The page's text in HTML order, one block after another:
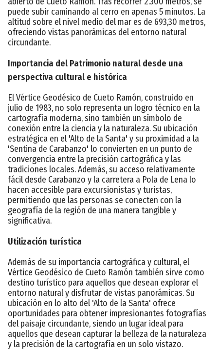
puede subir caminando al cerro en apenas 5 minutos. La
altitud sobre el nivel medio del mar es de 693,30 metros,
ofreciendo vistas panorámicas del entorno natural
circundante.
Importancia del Patrimonio natural desde una
perspectiva cultural e histórica
El Vértice Geodésico de Cueto Ramón, construido en
julio de 1983, no solo representa un logro técnico en la
cartografía moderna, sino también un símbolo de
conexión entre la ciencia y la naturaleza. Su ubicación
estratégica en el 'Alto de la Santa' y su proximidad a la
'Sentina de Carabanzo' lo convierten en un punto de
convergencia entre la precisión cartográfica y las
tradiciones locales. Además, su acceso relativamente
fácil desde Carabanzo y la carretera a Pola de Lena lo
hacen accesible para excursionistas y turistas,
permitiendo que las personas se conecten con la
geografía de la región de una manera tangible y
significativa.
Utilización turística
Además de su importancia cartográfica y cultural, el
Vértice Geodésico de Cueto Ramón también sirve como
destino turístico para aquellos que desean explorar el
entorno natural y disfrutar de vistas panorámicas. Su
ubicación en lo alto del 'Alto de la Santa' ofrece
oportunidades para obtener impresionantes fotografías
del paisaje circundante, siendo un lugar ideal para
aquellos que desean capturar la belleza de la naturaleza
y la precisión de la cartografía en un solo vistazo.